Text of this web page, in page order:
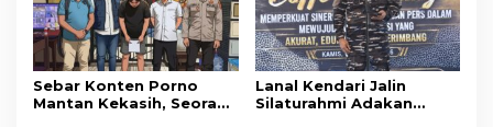
Sebar Konten Porno
Mantan Kekasih, Seorang
Lanal Kendari Jalin
Silaturahmi Adakan